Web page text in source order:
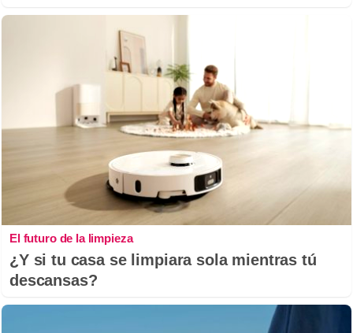
El futuro de la limpieza
¿Y si tu casa se limpiara sola mientras tú
descansas?